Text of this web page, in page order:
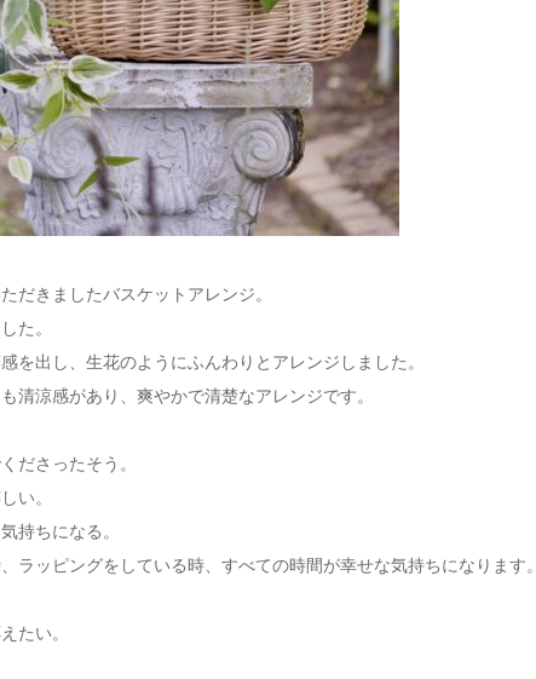
だきましたバスケットアレンジ。
た。
を出し、生花のようにふんわりとアレンジしました。
清涼感があり、爽やかで清楚なアレンジです。
ださったそう。
い。
持ちになる。
ラッピングをしている時、すべての時間が幸せな気持ちになります。
たい。